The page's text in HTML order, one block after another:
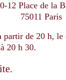
12 Place de la
75011 Paris
partir de 20 h, le
20 h 30.